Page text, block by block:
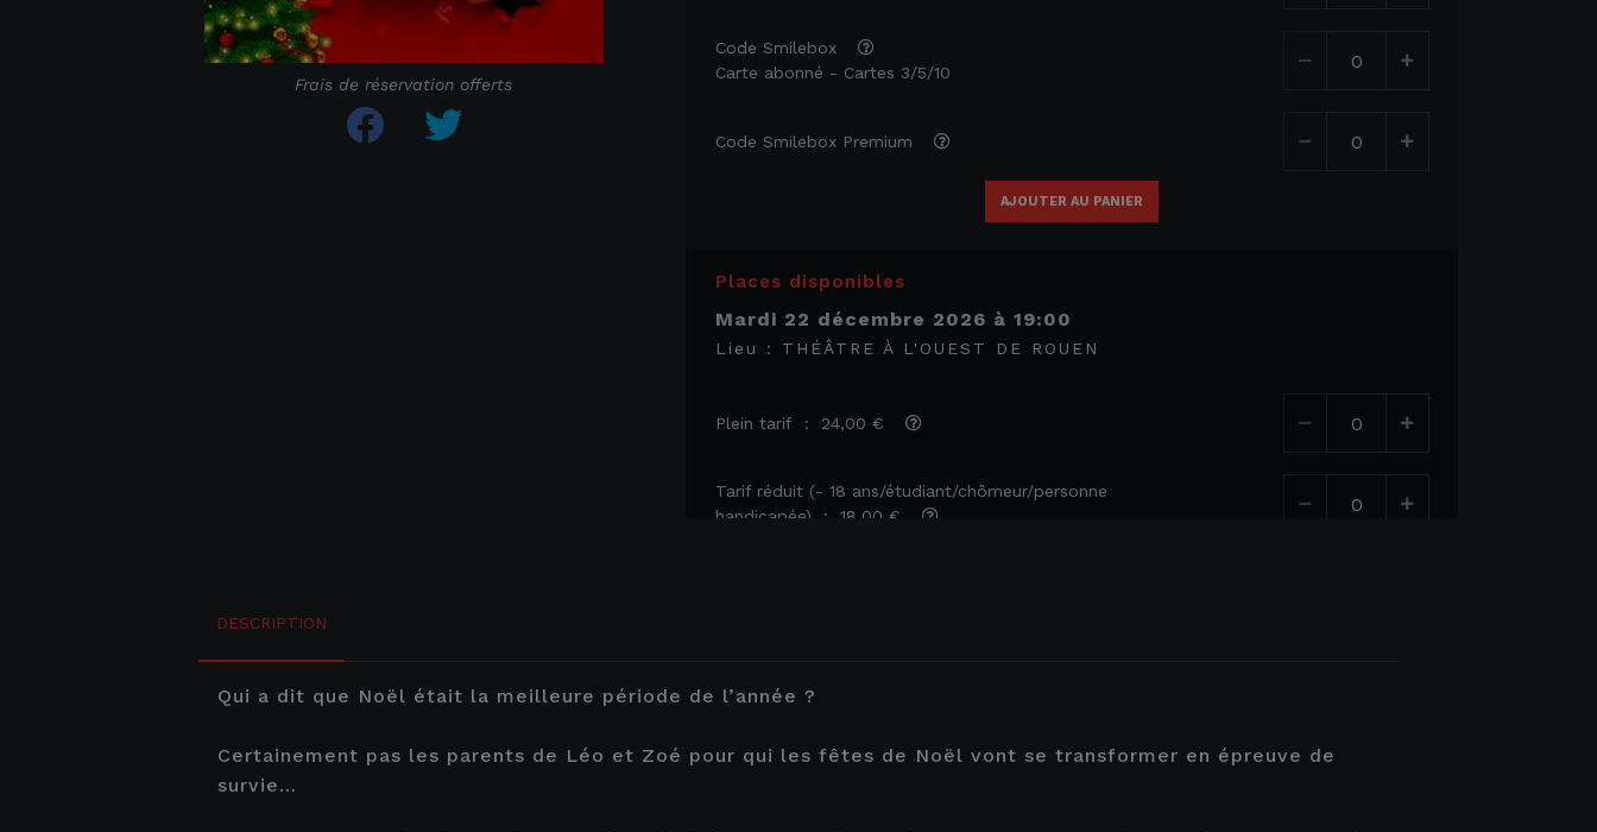
Frais de réservation offerts
Code Smilebox
Carte abonné - Cartes 3/5/10
Code Smilebox Premium
AJOUTER AU PANIER
Places disponibles
mardi 22 décembre 2026 à 19:00
Lieu : THÉÂTRE À L'OUEST DE ROUEN
Plein tarif : 24,00 €
Tarif réduit (- 18 ans/étudiant/chômeur/personne
handicapée) : 18,00 €
Code Smilebox Premium
DESCRIPTION
Qui a dit que Noël était la meilleure période de l’année ?
Certainement pas les parents de Léo et Zoé pour qui les fêtes de Noël vont se transformer en épreuve de
survie…